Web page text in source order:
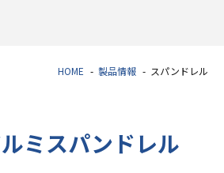
HOME 製品情報 スパンドレル
ミスパンドレル